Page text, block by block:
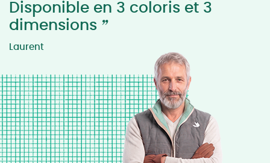
Disponible en 3 coloris et 3
dimensions ”
Laurent